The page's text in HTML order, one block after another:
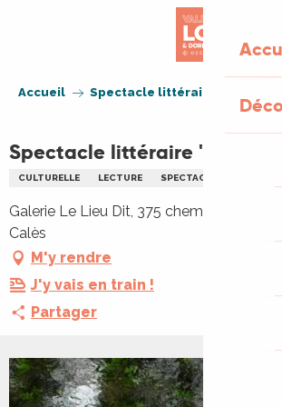
Accueil Spectacle littéraire "L’âme du
Spectacle littéraire "L’âme
CULTURELLE LECTURE SPECTACLE
Galerie Le Lieu Dit, 375 chemin de
Calès
M'y rendre
J'y vais en train !
Partager